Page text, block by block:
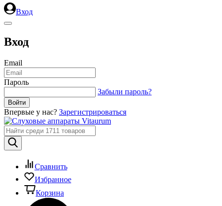
Вход
Вход
Email
Пароль
Забыли пароль?
Впервые у нас? Зарегистрироваться
Сравнить
Избранное
Корзина